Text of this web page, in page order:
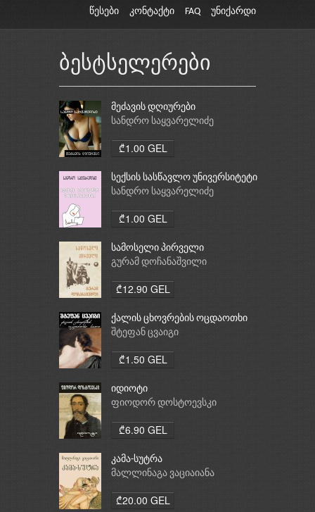
წესები კონტაქტი FAQ უნიქარდი
ბესტსელერები
მეძავის დღიურები
სანდრო საყვარელიძე
₾1.00 GEL
სექსის სასწავლო უნივერსიტეტი
სანდრო საყვარელიძე
₾1.00 GEL
სამოსელი პირველი
გურამ დოჩანაშვილი
₾12.90 GEL
ქალის ცხოვრების ოცდაოთხი
საათი
შტეფან ცვაიგი
₾1.50 GEL
იდიოტი
ფიოდორ დოსტოევსკი
₾6.90 GEL
კამა-სუტრა
მალლინაგა ვაციაიანა
₾20.00 GEL